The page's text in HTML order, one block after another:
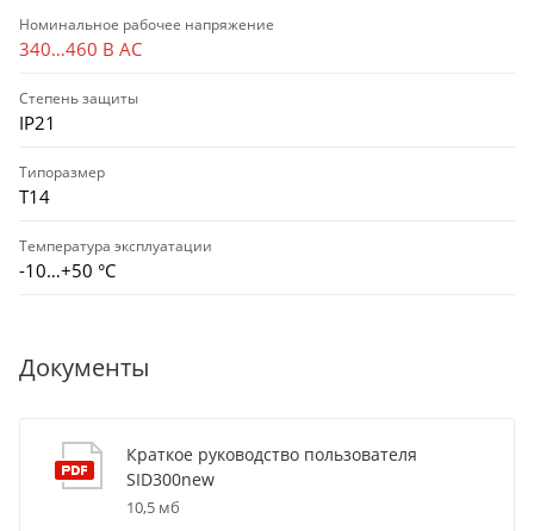
Номинальное рабочее напряжение
340…460 В AC
Степень защиты
IP21
Типоразмер
T14
Температура эксплуатации
-10…+50 °С
Документы
Краткое руководство пользователя
SID300new
10,5 мб